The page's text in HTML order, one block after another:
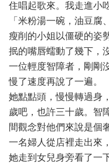
住唱起歌來。我走進小
「米粉湯一碗，油豆腐
瘦削的小姐以僵硬的姿
抿的嘴唇蠕動了幾下，
一位輕度智障者，剛剛
慢了速度再說了一遍。
她點點頭，慢慢轉過
歲吧，也許三十歲。智
間觀念對他們來說是個
一名婦人從店裡走出來
她走到女兒身旁看了一